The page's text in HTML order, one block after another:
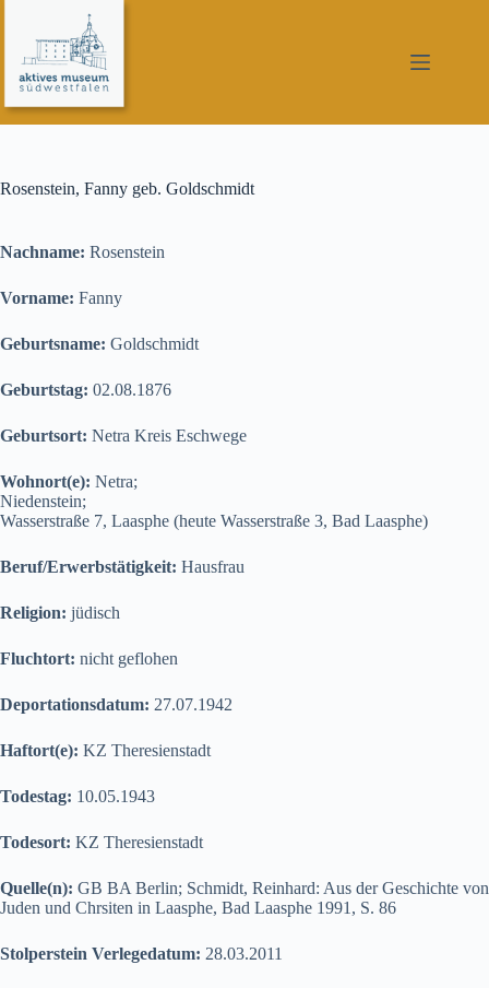
springen
Rosenstein, Fanny geb. Goldschmidt
Nachname: Rosenstein
Vorname: Fanny
Geburtsname: Goldschmidt
Geburtstag: 02.08.1876
Geburtsort: Netra Kreis Eschwege
Wohnort(e): Netra;
Niedenstein;
Wasserstraße 7, Laasphe (heute Wasserstraße 3, Bad Laasphe)
Beruf/Erwerbstätigkeit: Hausfrau
Religion: jüdisch
Fluchtort: nicht geflohen
Deportationsdatum: 27.07.1942
Haftort(e): KZ Theresienstadt
Todestag: 10.05.1943
Todesort: KZ Theresienstadt
Quelle(n): GB BA Berlin; Schmidt, Reinhard: Aus der Geschichte von
Juden und Chrsiten in Laasphe, Bad Laasphe 1991, S. 86
Stolperstein Verlegedatum: 28.03.2011